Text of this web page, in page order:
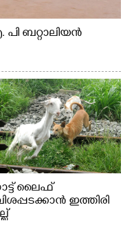
പി ബറ്റാലിയൻ
ലൈഫ്
ഇത്തിരി